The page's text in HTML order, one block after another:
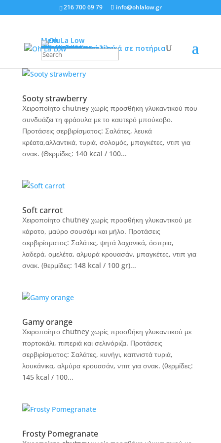
216 700 69 79 info@ohlalow.gr
Menu
ΠΟΙΟΙ ΕΙΜΑΣΤΕ
ΠΡΟΪΟΝΤΑ
Πάστες-τούρτες-γλυκά σε ποτήρια
Τάρτες
Κεράσματα
Σοκολατάκια
Cakes
Μπισκότα
Τσουρέκια
Vegan
Gluten-free
Ειδικές Παραγγελίες
Παγωτά
Σορμπέ
Μαρμελάδες
Chutneys
Γλυκά του κουταλιού
Εποχιακά Γλυκά
ΤΑ ΝΕΑ ΜΑΣ
News
ΕΠΙΚΟΙΝΩΝΙΑ
Sooty strawberry
Χειροποίητο chutney χωρίς προσθήκη γλυκαντικού που
συνδυάζει τη φράουλα με το καυτερό μπούκοβο.
Προτάσεις σερβιρίσματος: Σαλάτες, λευκά
κρέατα,αλλαντικά, τυριά, σολομός, μπαγκέτες, ντιπ για
σνακ. (Θερμίδες: 140 kcal / 100...
Soft carrot
Χειροποίητο chutney χωρίς προσθήκη γλυκαντικού με
κάροτο, μαύρο σουσάμι και μήλο. Προτάσεις
σερβιρίσματος: Σαλάτες, ψητά λαχανικά, όσπρια,
λαδερά, ομελέτα, αλμυρά κρουασάν, μπαγκέτες, ντιπ για
σνακ. (θερμίδες: 148 kcal / 100 gr)...
Gamy orange
Χειροποίητο chutney χωρίς προσθήκη γλυκαντικού με
πορτοκάλι, πιπεριά και σελινόριζα. Προτάσεις
σερβιρίσματος: Σαλάτες, κυνήγι, καπνιστά τυριά,
λουκάνικα, αλμύρα κρουασάν, ντιπ για σνακ. (θερμίδες:
145 kcal / 100...
Frosty Pomegranate